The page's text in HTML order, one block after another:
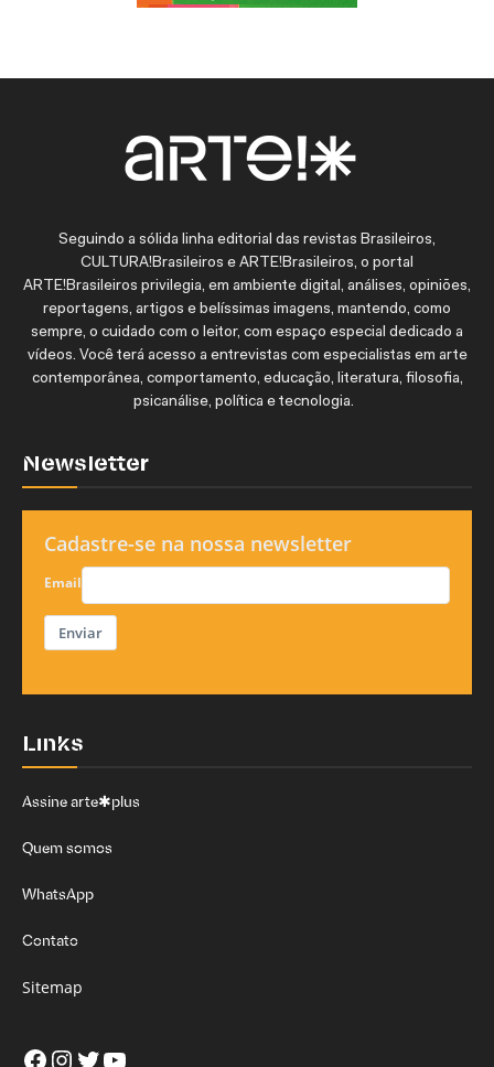
Seguindo a sólida linha editorial das revistas Brasileiros,
CULTURA!Brasileiros e ARTE!Brasileiros, o portal
ARTE!Brasileiros privilegia, em ambiente digital, análises, opiniões,
reportagens, artigos e belíssimas imagens, mantendo, como
sempre, o cuidado com o leitor, com espaço especial dedicado a
vídeos. Você terá acesso a entrevistas com especialistas em arte
contemporânea, comportamento, educação, literatura, filosofia,
psicanálise, política e tecnologia.
Newsletter
Cadastre-se na nossa newsletter
Email
Enviar
Links
Assine arte✱plus
Quem somos
WhatsApp
Contato
Sitemap
Facebook
Instagram
Twitter
Youtube